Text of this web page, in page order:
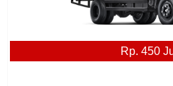
Rp. 450